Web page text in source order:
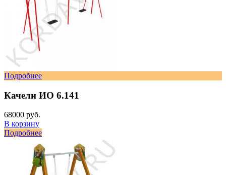
Подробнее
Качели ИО 6.141
68000 руб.
В корзину
Подробнее